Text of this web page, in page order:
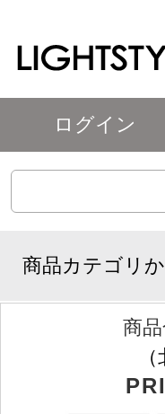
ログイン
商品カテゴリ
商